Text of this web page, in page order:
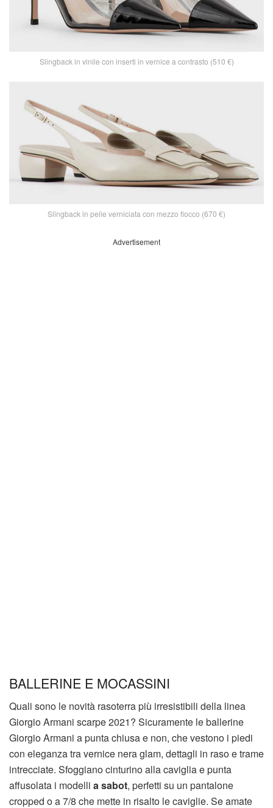
Slingback in vinile con inserti in vernice a contrasto (510 €)
Slingback in pelle verniciata con mezzo fiocco (670 €)
Advertisement
BALLERINE E MOCASSINI
Quali sono le novità rasoterra più irresistibili della linea
Giorgio Armani scarpe 2021? Sicuramente le ballerine
Giorgio Armani a punta chiusa e non, che vestono i piedi
con eleganza tra vernice nera glam, dettagli in raso e trame
intrecciate. Sfoggiano cinturino alla caviglia e punta
affusolata i modelli a sabot, perfetti su un pantalone
cropped o a 7/8 che mette in risalto le caviglie. Se amate